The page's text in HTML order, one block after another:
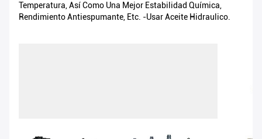
Temperatura, Así Como Una Mejor Estabilidad Química,
Rendimiento Antiespumante, Etc. -usar Aceite Hidraulico.